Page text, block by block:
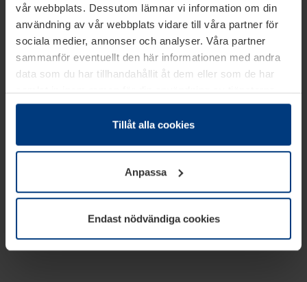
vår webbplats. Dessutom lämnar vi information om din
användning av vår webbplats vidare till våra partner för
sociala medier, annonser och analyser. Våra partner
sammanför eventuellt den här informationen med andra
data som du har tillhandahållit åt dem eller som de har
samlat in inom ramen för din användning av tjänsterna.
Juridiskt kan vi lagra kakor på din enhet, om de är
absolut nödvändiga för driften av den här webbplatsen.
godkännande kan du när som helst ändra eller återkalla i
informationen om kakor underDataskyddsförklaring
vår webbplats.
Tillåt alla cookies
Anpassa
Endast nödvändiga cookies